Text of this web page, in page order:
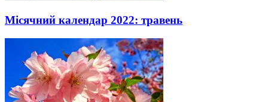
Місячний календар 2022: травень